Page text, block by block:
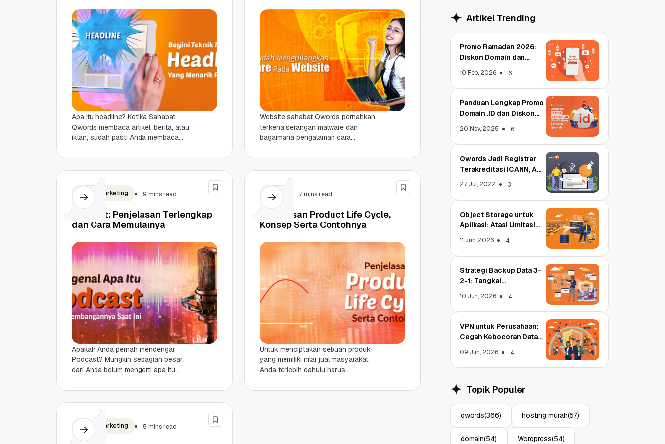
Promo Ramadan 2026:
Panduan Lengkap Promo
Object Storage untuk
Aplikasi: Atasi Limitasi
Apa itu headline? Ketika Sahabat
Qwords membaca artikel, berita, atau
iklan, sudah pasti Anda membaca
kalimat singkat yang berada di...
Website sahabat Qwords pernahkan
terkena serangan malware dan
bagaimana pengalaman cara
memang menjadi salah satu masalah
yang sering menyerang pada website.
Memasuki...
Digital Marketing 9 mins read
Podcast: Penjelasan Terlengkap
dan Cara Memulainya
Apakah Anda pernah mendengar
Podcast? Mungkin sebagian besar
dari Anda belum mengerti apa itu
sangat tenar alias populer di
mancanegara, seperti...
Bisnis 7 mins read
Penjelasan Product Life Cycle,
Konsep Serta Contohnya
Untuk menciptakan sebuah produk
yang memiliki nilai jual masyarakat,
Anda terlebih dahulu harus
yang ada di dunia ini selalu mengalami
Digital Marketing 5 mins read
Artikel Trending
Promo Ramadan 2026:
Diskon Domain dan
10 Feb, 2026 6
Panduan Lengkap Promo
Domain .ID dan Diskon
20 Nov, 2025 6
Qwords Jadi Registrar
Terakreditasi ICANN, Apa
27 Jul, 2022 3
Object Storage untuk
Aplikasi: Atasi Limitasi
11 Jun, 2026 4
Strategi Backup Data 3-
2-1: Tangkal
10 Jun, 2026 4
VPN untuk Perusahaan:
Cegah Kebocoran Data
09 Jun, 2026 4
Topik Populer
qwords(366) hosting murah(57)
domain(54) Wordpress(54)